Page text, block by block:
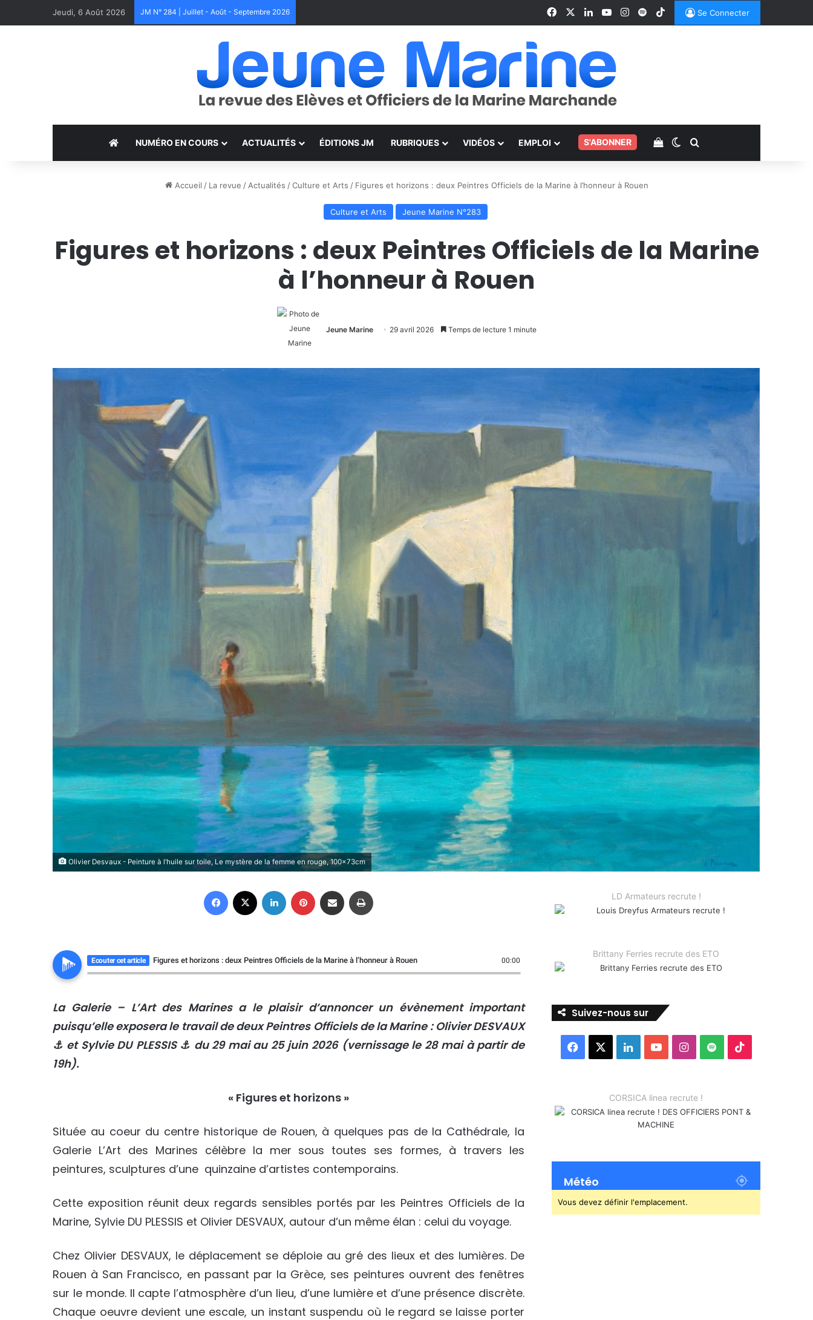
Jeudi, 6 Août 2026 JM N° 284 | Juillet - Août - Septembre 2026 FacebookLinkedinYouTubeInstagram
SpotifyTikTok Se Connecter
NUMÉRO EN COURS ACTUALITÉS ÉDITIONS JM RUBRIQUES VIDÉOS EMPLOI S'ABONNER Voir votre panier
Switch skin
Rechercher
Accueil / La revue / Actualités / Culture et Arts / Figures et horizons : deux Peintres Officiels de la Marine à l’honneur à Rouen
Culture et Arts Jeune Marine N°283
Figures et horizons : deux Peintres Officiels de la Marine
à l’honneur à Rouen
Jeune Marine 29 avril 2026 Temps de lecture 1 minute
Olivier Desvaux - Peinture à l’huile sur toile, Le mystère de la femme en rouge, 100x73cm
Facebook Linkedin Pinterest Partager par email
Ecouter cet article Figures et horizons : deux Peintres Officiels de la Marine à l’honneur à Rouen 00:00
La Galerie – L’Art des Marines a le plaisir d’annoncer un évènement important
puisqu’elle exposera le travail de deux Peintres Officiels de la Marine : Olivier DESVAUX
⚓ et Sylvie DU PLESSIS ⚓ du 29 mai au 25 juin 2026 (vernissage le 28 mai à partir de
19h).
« Figures et horizons »
Située au coeur du centre historique de Rouen, à quelques pas de la Cathédrale, la
Galerie L’Art des Marines célèbre la mer sous toutes ses formes, à travers les
peintures, sculptures d’une quinzaine d’artistes contemporains.
Cette exposition réunit deux regards sensibles portés par les Peintres Officiels de la
Marine, Sylvie DU PLESSIS et Olivier DESVAUX, autour d’un même élan : celui du voyage.
Chez Olivier DESVAUX, le déplacement se déploie au gré des lieux et des lumières. De
Rouen à San Francisco, en passant par la Grèce, ses peintures ouvrent des fenêtres
sur le monde. Il capte l’atmosphère d’un lieu, d’une lumière et d’une présence discrète.
Chaque oeuvre devient une escale, un instant suspendu où le regard se laisse porter
LD Armateurs recrute !
Brittany Ferries recrute des ETO
Suivez-nous sur
Facebook LinkedinYouTubeInstagram
SpotifyTikTok
CORSICA linea recrute !
Météo
Vous devez définir l'emplacement.